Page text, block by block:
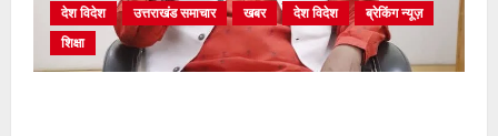
देश विदेश उत्तराखंड समाचार खबर देश विदेश
ब्रेकिंग न्यूज़
शिक्षा